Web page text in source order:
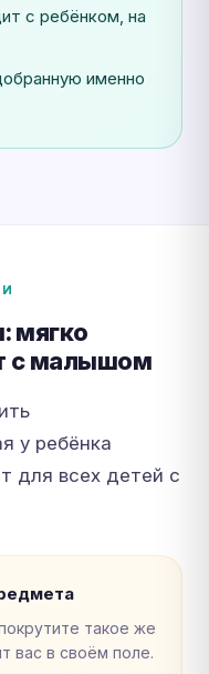
с ребёнком, на
именно
мягко
с малышом
у ребёнка
для всех детей с
такое же
вас в своём поле.